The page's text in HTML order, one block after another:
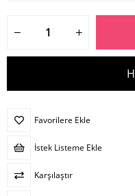
Favorilere Ekle
İstek Listeme Ekle
Karşılaştır